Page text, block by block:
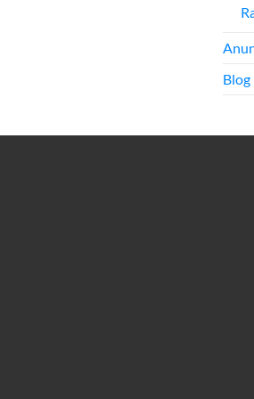
Blog